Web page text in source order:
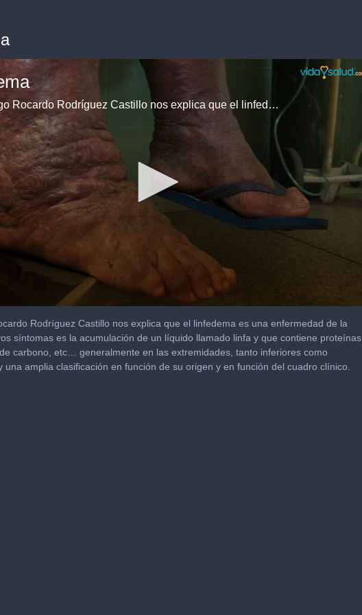
El angiólogo Rocardo Rodríguez Castillo nos explica que el linfedema es una enfermedad de la circulación, cuyos síntomas es la acumulación de un líquido llamado linfa y que contiene proteínas, agua, hidratos de carbono, etc… generalmente en las extremidades, tanto inferiores como superiores. Hay una amplia clasificación en función de su origen y en función del cuadro clínico.
Rodríguez Castillo nos explica que el linfedema es una enfermedad de la
síntomas es la acumulación de un líquido llamado linfa y que contiene proteínas,
carbono, etc… generalmente en las extremidades, tanto inferiores como
una amplia clasificación en función de su origen y en función del cuadro clínico.